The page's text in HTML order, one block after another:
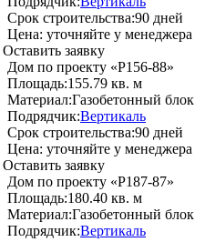
Срок строительства:90 дней
Цена: уточняйте у менеджера
Оставить заявку
Дом по проекту «P156-88»
Площадь:155.79 кв. м
Материал:Газобетонный блок
Подрядчик:Вертикаль
Срок строительства:90 дней
Цена: уточняйте у менеджера
Оставить заявку
Дом по проекту «P187-87»
Площадь:180.40 кв. м
Материал:Газобетонный блок
Подрядчик:Вертикаль